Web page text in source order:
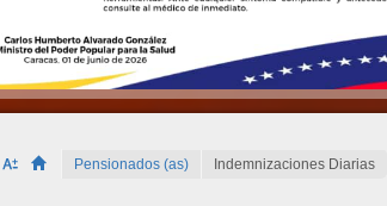
Pensionados (as) Indemnizaciones Diarias